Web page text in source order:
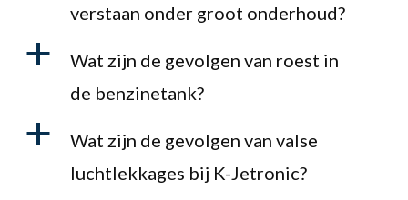
verstaan onder groot onderhoud?
a
Wat zijn de gevolgen van roest in
de benzinetank?
a
Wat zijn de gevolgen van valse
luchtlekkages bij K-Jetronic?